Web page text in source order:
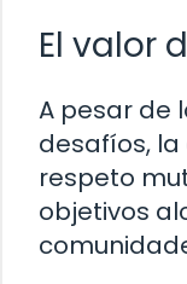
El valor
A pesar de
desafíos,
respeto
objetivos